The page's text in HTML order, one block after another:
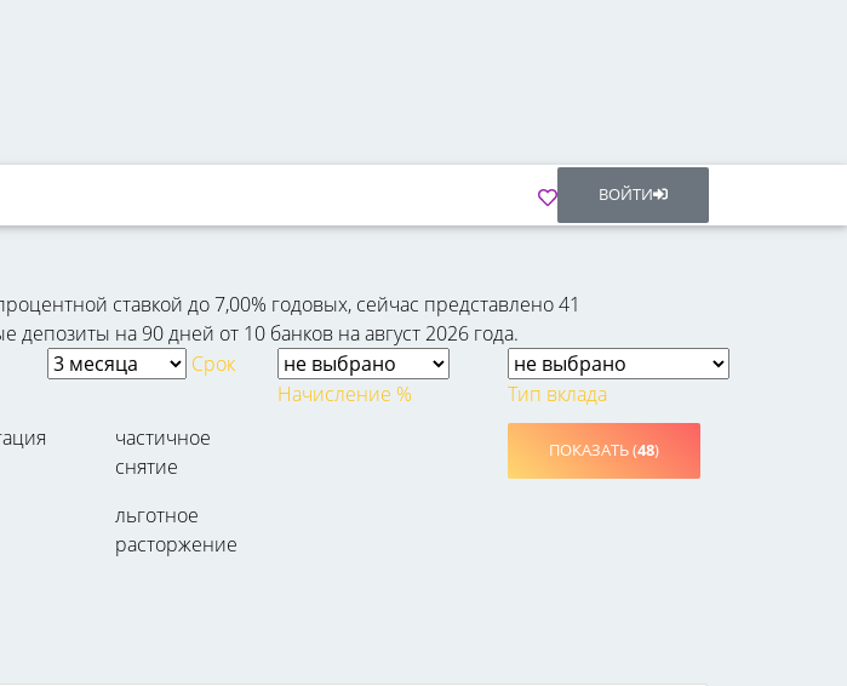
ВОЙТИ
ставкой до 7,00% годовых, сейчас представлено 41
на 90 дней от 10 банков на август 2026 года.
Срок
Начисление %
Тип вклада
частичное
снятие
льготное
расторжение
ПОКАЗАТЬ (48)